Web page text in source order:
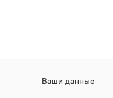
Ваши данные